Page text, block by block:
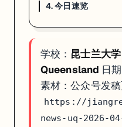
4. 今日速览
01 · 网络安全治理
02 · ICC 2026 网络世界杯
03 · ALSWH 30 周年 :5.7
如果你在看 UQ 的申请、奖学金
4. 今日速览
学校： 昆士兰大
Queensland 日期
素材：公众号发
https://
news-uq-2026-